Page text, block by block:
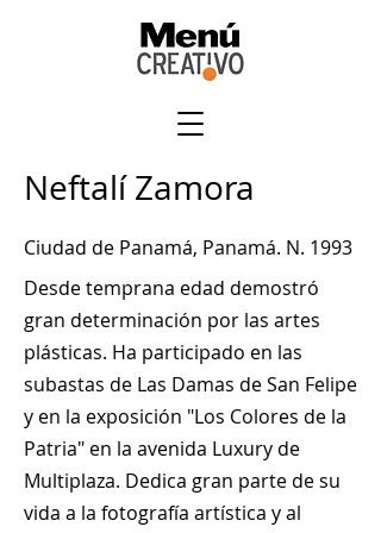
Neftalí Zamora
Ciudad de Panamá, Panamá. N. 1993
Desde temprana edad demostró
gran determinación por las artes
plásticas. Ha participado en las
subastas de Las Damas de San Felipe
y en la exposición "Los Colores de la
Patria" en la avenida Luxury de
Multiplaza. Dedica gran parte de su
vida a la fotografía artística y al